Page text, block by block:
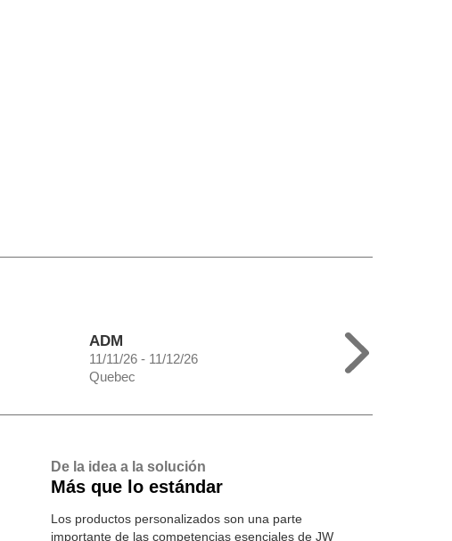
ADM
11/11/26 - 11/12/26
Quebec
De la idea a la solución
Más que lo estándar
Los productos personalizados son una parte
importante de las competencias esenciales de JW